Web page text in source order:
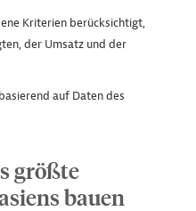
Kriterien berücksichtigt,
der Umsatz und der
auf Daten des
größte
bauen